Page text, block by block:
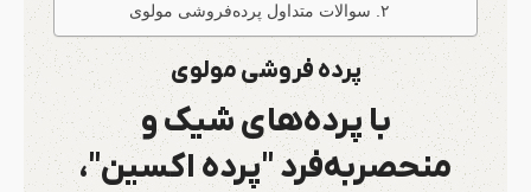
سوالات متداول پرده‌فروشی مولوی
پرده فروشی مولوی
با پرده‌های شیک و
منحصربه‌فرد "پرده اکسین"،